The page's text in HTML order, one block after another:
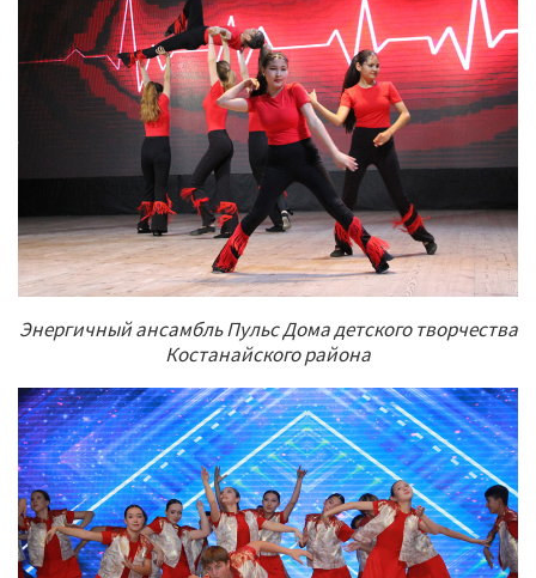
Энергичный ансамбль Пульс Дома детского творчества
Костанайского района